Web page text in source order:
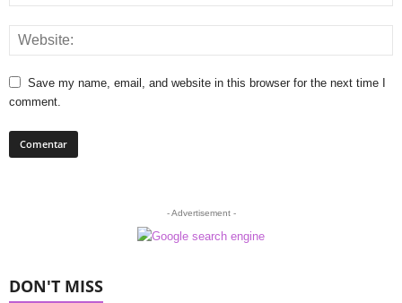
Save my name, email, and website in this browser for the next time I
comment.
- Advertisement -
DON'T MISS